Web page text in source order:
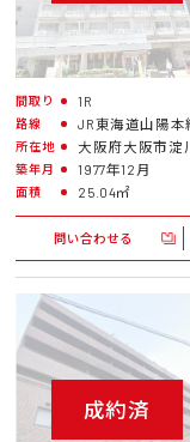
間取り 1R
路線 JR東海道山陽
所在地 大阪府大阪市淀
築年月 1977年12月
面積 25.04㎡
問い合わせる
成約済